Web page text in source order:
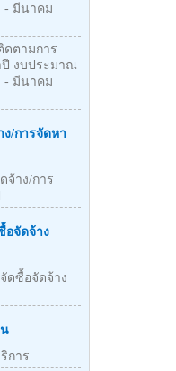
- มีนาคม
ดตามการ
ปี งบประมาณ
- มีนาคม
/การจัดหา
จ้าง/การ
อจัดจ้าง
ดซื้อจัดจ้าง
การ